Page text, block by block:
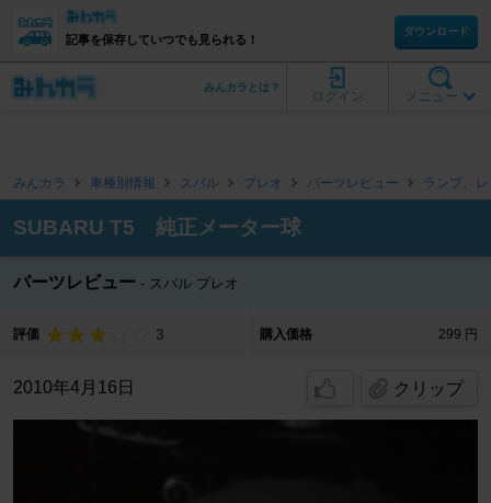
記事を保存していつでも見られる！
ダウンロード
メニュー
ログイン
みんカラとは？
みんカラ 車種別情報 スバル プレオ パーツレビュー ランプ、
SUBARU T5 純正メーター球
パーツレビュー スバル プレオ
評価 3 購入価格 299 円
2010年4月16日 クリップ